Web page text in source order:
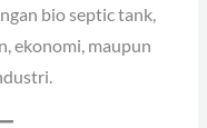
bio septic tank,
ekonomi, maupun